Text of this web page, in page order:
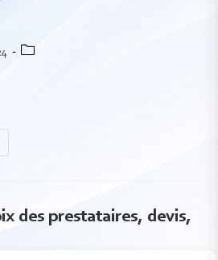
des prestataires, devis,